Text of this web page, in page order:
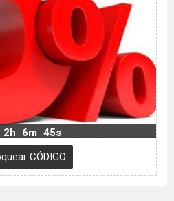
2h 6m 44s